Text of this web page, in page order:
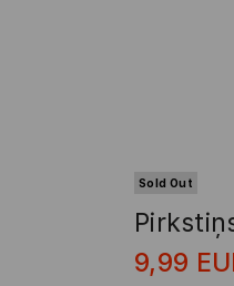
Sold Out
9,99